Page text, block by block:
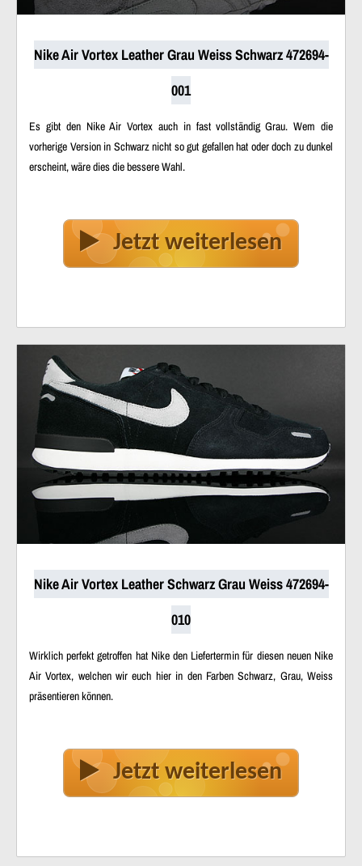
Nike Air Vortex Leather Grau Weiss Schwarz 472694-
001
Es gibt den Nike Air Vortex auch in fast vollständig Grau. Wem die
vorherige Version in Schwarz nicht so gut gefallen hat oder doch zu dunkel
erscheint, wäre dies die bessere Wahl.
Jetzt weiterlesen
Nike Air Vortex Leather Schwarz Grau Weiss 472694-
010
Wirklich perfekt getroffen hat Nike den Liefertermin für diesen neuen Nike
Air Vortex, welchen wir euch hier in den Farben Schwarz, Grau, Weiss
präsentieren können.
Jetzt weiterlesen